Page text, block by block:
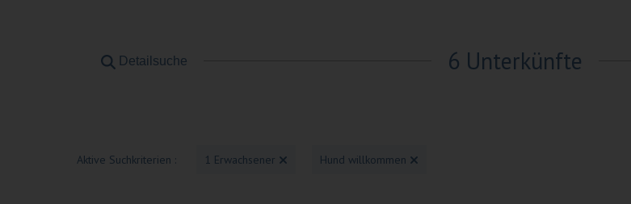
Detailsuche 6 Unterkünfte
Aktive Suchkriterien : 1 Erwachsener Hund willkommen